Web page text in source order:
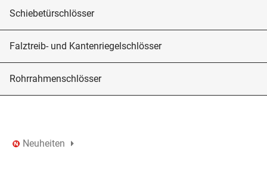
Schiebetürschlösser
Falztreib- und Kantenriegelschlösser
Rohrrahmenschlösser
Neuheiten